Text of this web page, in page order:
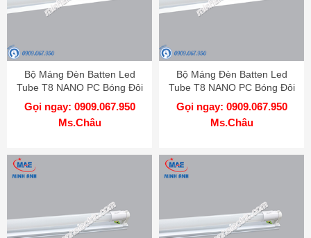
Bộ Máng Đèn Batten Led
Tube T8 NANO PC Bóng Đôi
MPE 1m2
Gọi ngay: 0909.067.950
Ms.Châu
Bộ Máng Đèn Batten Led
Tube T8 NANO PC Bóng Đôi
MPE 60cm
Gọi ngay: 0909.067.950
Ms.Châu